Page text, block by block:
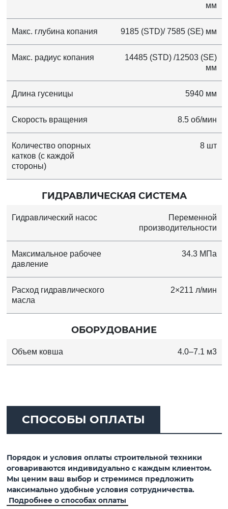
мм
Макс. глубина копания 9185 (STD)/ 7585 (SE) мм
Макс. радиус копания
14485 (STD) /12503 (SE)
мм
Длина гусеницы 5940 мм
Скорость вращения 8.5 об/мин
Количество опорных
катков (с каждой
стороны)
8 шт
ГИДРАВЛИЧЕСКАЯ СИСТЕМА
Гидравлический насос
Переменной
производительности
Максимальное рабочее
давление
34.3 МПа
Расход гидравлического
масла
2×211 л/мин
ОБОРУДОВАНИЕ
Объем ковша 4.0–7.1 м3
СПОСОБЫ ОПЛАТЫ
Порядок и условия оплаты строительной техники
оговариваются индивидуально с каждым клиентом.
Мы ценим ваш выбор и стремимся предложить
максимально удобные условия сотрудничества.
Подробнее о способах оплаты